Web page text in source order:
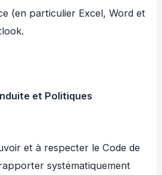
(en particulier Excel, Word et
et Politiques
et à respecter le Code de
systématiquement